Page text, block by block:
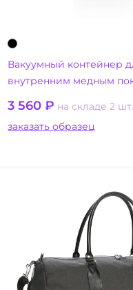
Вакуумный контейнер
внутренним медным
3 560 ₽ на складе 2 шт.
заказать образец